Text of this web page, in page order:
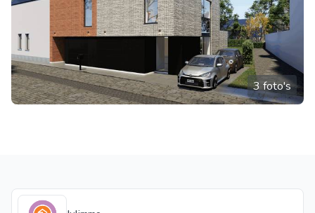
3 foto's